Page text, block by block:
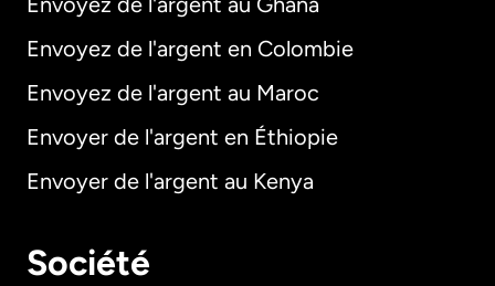
Envoyez de l'argent en Colombie
Envoyez de l'argent au Maroc
Envoyer de l'argent en Éthiopie
Envoyer de l'argent au Kenya
Société